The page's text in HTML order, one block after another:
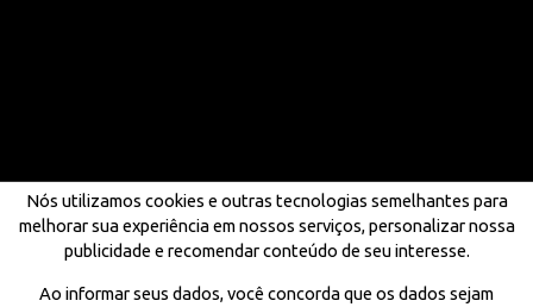
Nós utilizamos cookies e outras tecnologias semelhantes para
melhorar sua experiência em nossos serviços, personalizar nossa
publicidade e recomendar conteúdo de seu interesse.
Ao informar seus dados, você concorda que os dados sejam